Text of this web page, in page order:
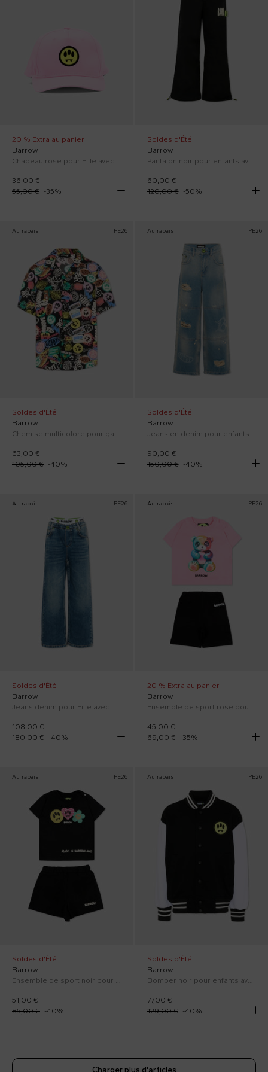
20 % Extra au panier
Barrow
36,00 €
55,00 € -35%
Soldes d'Été
Barrow
Pantalon noir pour enfants avec smiley
60,00 €
120,00 €
-50%
Au rabais PE26
Soldes d'Été
Barrow
Chemise multicolore pour garçon avec imprimés
63,00 €
105,00 € -40%
Au rabais PE26
Soldes d'Été
Barrow
Jeans en denim pour enfants avec déchirures
90,00 €
150,00 €
-40%
Au rabais PE26
Soldes d'Été
Barrow
Jeans denim pour Fille avec bande logo
108,00 €
180,00 € -40%
Au rabais PE26
20 % Extra au panier
Barrow
Ensemble de sport rose pour Bébé Fille avec Teddy Bear
45,00 €
69,00 €
-35%
Au rabais PE26
Soldes d'Été
Barrow
51,00 €
85,00 € -40%
Au rabais PE26
Soldes d'Été
Barrow
Bomber noir pour enfants avec logo fluo
77,00 €
129,00 €
-40%
Charger plus d'articles